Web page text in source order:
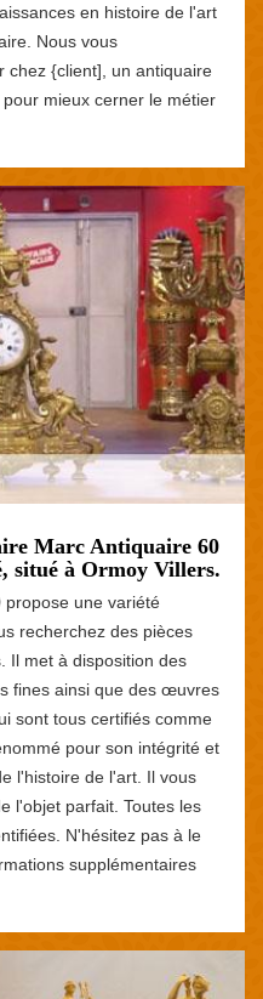
en histoire de l'art
Nous vous
chez {client], un antiquaire
mieux cerner le métier
Marc Antiquaire 60
situé à Ormoy Villers.
propose une variété
recherchez des pièces
Il met à disposition des
fines ainsi que des œuvres
sont tous certifiés comme
pour son intégrité et
l'histoire de l'art. Il vous
l'objet parfait. Toutes les
N'hésitez pas à le
supplémentaires